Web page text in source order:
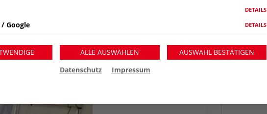
Ärzt*innen und
näheren Einblick in die
„untersucht“ werden. Zusätzlich durften die
Ein unvergesslicher Tag für die tapferen Mini-
DETAILS
Google DETAILS
ALLE AUSWÄHLEN
AUSWAHL BESTÄTIGEN
Datenschutz
Impressum